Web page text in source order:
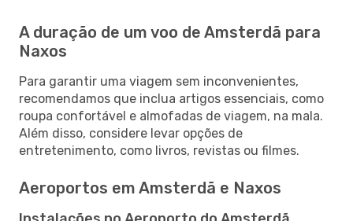
A duração de um voo de Amsterdã para
Naxos
Para garantir uma viagem sem inconvenientes,
recomendamos que inclua artigos essenciais, como
roupa confortável e almofadas de viagem, na mala.
Além disso, considere levar opções de
entretenimento, como livros, revistas ou filmes.
Aeroportos em Amsterdã e Naxos